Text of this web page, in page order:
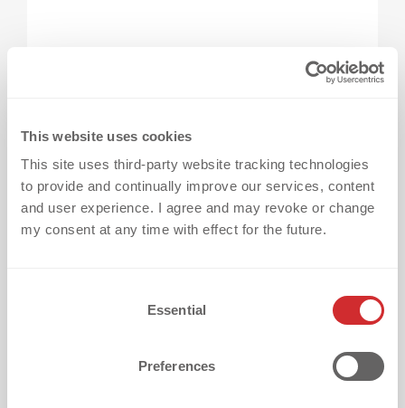
This website uses cookies
This site uses third-party website tracking technologies
to provide and continually improve our services, content
and user experience. I agree and may revoke or change
my consent at any time with effect for the future.
Essential
Preferences
Un esempio pratico nel calcio: le stelle
Un esempio comune di elementi freestanding